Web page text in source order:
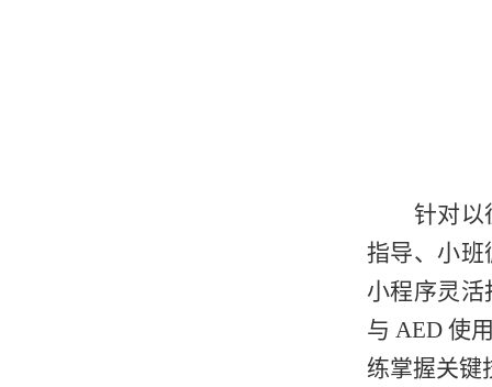
针对以
指导、小班
小程序灵活
与 AED 使
练掌握关键